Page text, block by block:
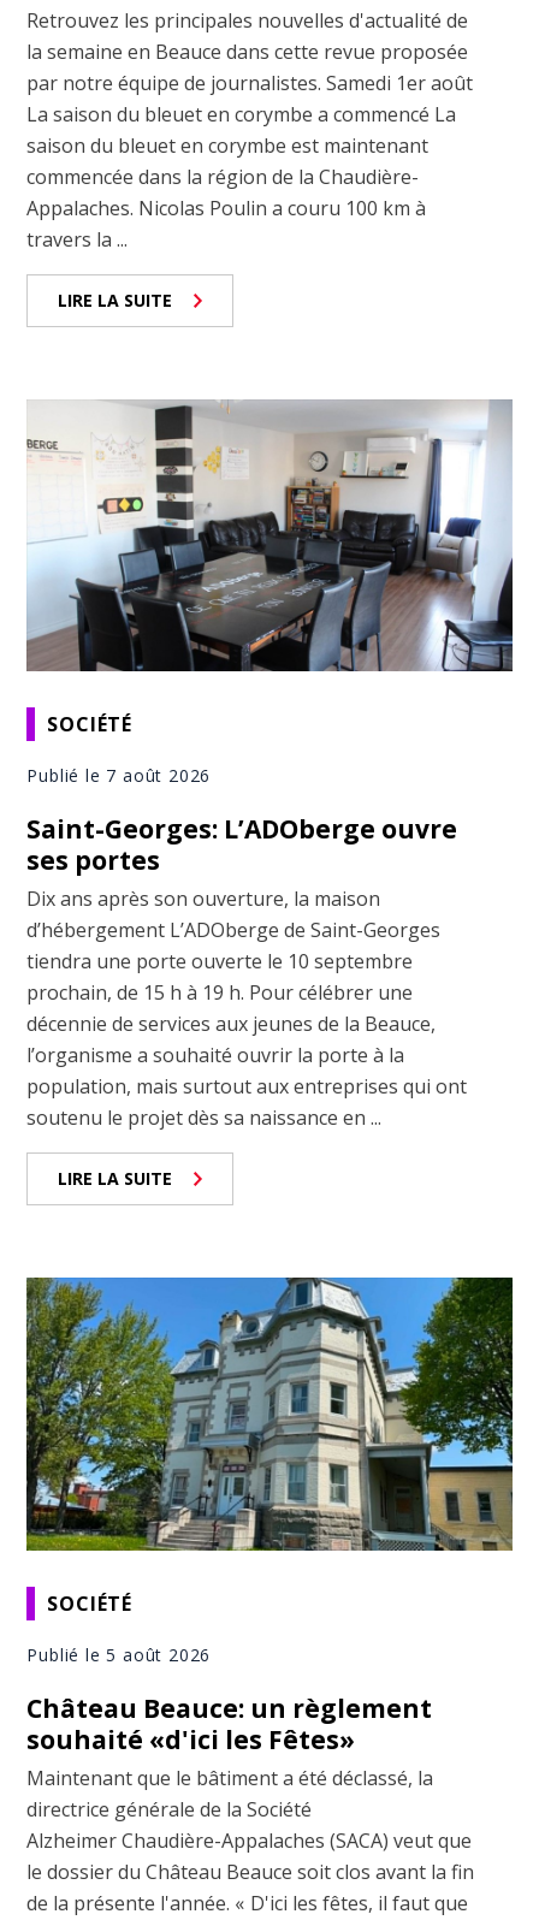
Retrouvez les principales nouvelles d'actualité de
la semaine en Beauce dans cette revue proposée
par notre équipe de journalistes. Samedi 1er août
La saison du bleuet en corymbe a commencé La
saison du bleuet en corymbe est maintenant
commencée dans la région de la Chaudière-
Appalaches. Nicolas Poulin a couru 100 km à
travers la ...
LIRE LA SUITE
SOCIÉTÉ
Publié le 7 août 2026
Saint-Georges: L’ADOberge ouvre
ses portes
Dix ans après son ouverture, la maison
d’hébergement L’ADOberge de Saint-Georges
tiendra une porte ouverte le 10 septembre
prochain, de 15 h à 19 h. Pour célébrer une
décennie de services aux jeunes de la Beauce,
l’organisme a souhaité ouvrir la porte à la
population, mais surtout aux entreprises qui ont
soutenu le projet dès sa naissance en ...
LIRE LA SUITE
SOCIÉTÉ
Publié le 5 août 2026
Château Beauce: un règlement
souhaité «d'ici les Fêtes»
Maintenant que le bâtiment a été déclassé, la
directrice générale de la Société
Alzheimer Chaudière-Appalaches (SACA) veut que
le dossier du Château Beauce soit clos avant la fin
de la présente l'année. « D'ici les fêtes, il faut que